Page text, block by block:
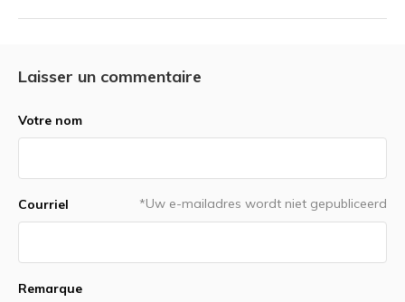
Laisser un commentaire
Votre nom
Courriel *Uw e-mailadres wordt niet gepubliceerd
Remarque